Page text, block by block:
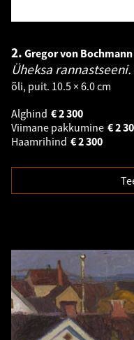
2. Gregor von Bochmann
Üheksa rannastseeni.
õli, puit. 10.5 × 6.0 cm
Alghind
2 300
€
Viimane pakkumine
2
€
Haamrihind
2 300
€